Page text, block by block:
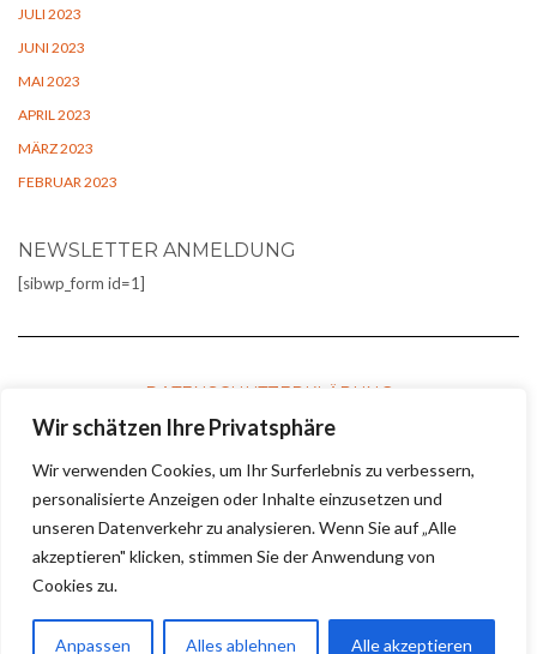
Wir schätzen Ihre Privatsphäre
Wir verwenden Cookies, um Ihr Surferlebnis zu verbessern,
personalisierte Anzeigen oder Inhalte einzusetzen und
unseren Datenverkehr zu analysieren. Wenn Sie auf „Alle
akzeptieren" klicken, stimmen Sie der Anwendung von
Cookies zu.
Anpassen Alles ablehnen Alle akzeptieren
JULI 2023
JUNI 2023
MAI 2023
APRIL 2023
MÄRZ 2023
FEBRUAR 2023
NEWSLETTER ANMELDUNG
[sibwp_form id=1]
DATENSCHUTZERKLÄRUNG
COOKIE-RICHTLINIE
KONTAKT UND IMPRESSUM
Copyright © 2024 Olaf Schirm